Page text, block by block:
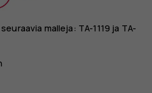
malleja: TA-1119 ja TA-